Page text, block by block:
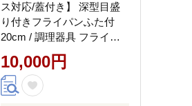
ス対応/蓋付き】 深型目盛
り付きフライパンふた付
20cm / 調理器具 フライパ
ン 深型 フタ付IH対応 IH ガ
ス ガス対応 一人用 調理器
具 小さい メモリ付き カレ
ー シチュー ギフト / 大阪府
10,000円